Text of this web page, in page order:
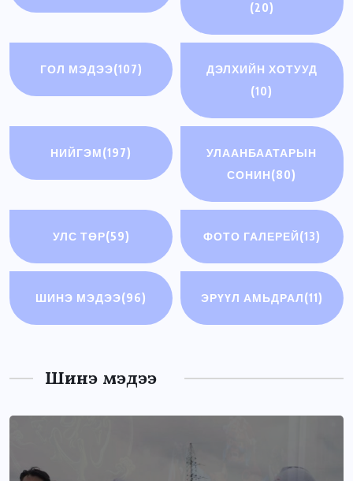
(20)
ГОЛ МЭДЭЭ(107)
ДЭЛХИЙН ХОТУУД
(10)
НИЙГЭМ(197)
УЛААНБААТАРЫН
СОНИН(80)
УЛС ТӨР(59) ФОТО ГАЛЕРЕЙ(13)
ШИНЭ МЭДЭЭ(96) ЭРҮҮЛ АМЬДРАЛ(11)
Шинэ мэдээ